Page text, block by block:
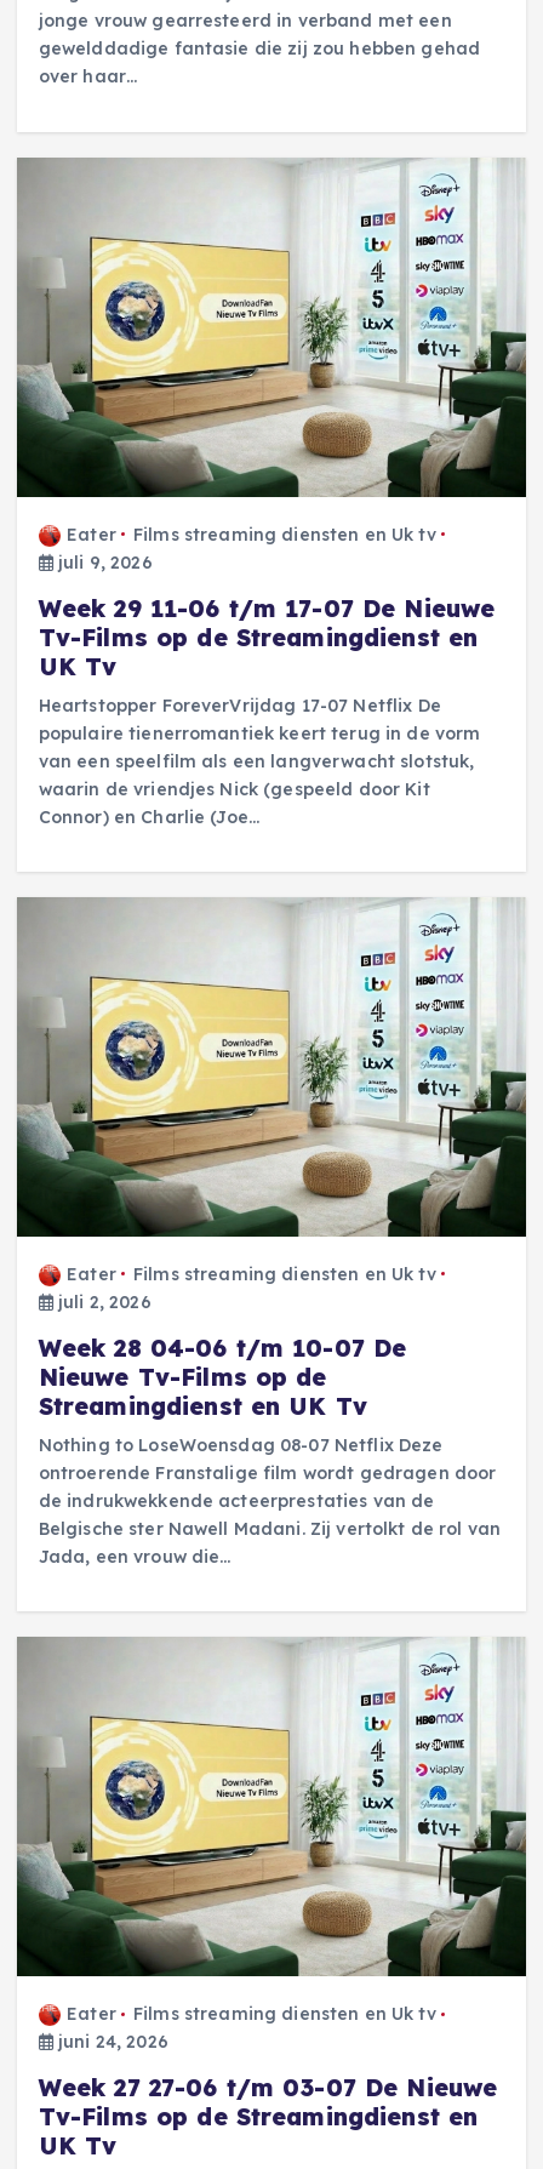
jonge vrouw gearresteerd in verband met een
gewelddadige fantasie die zij zou hebben gehad
over haar…
Eater
Films streaming diensten en Uk tv
juli 9, 2026
Week 29 11-06 t/m 17-07 De Nieuwe
Tv-Films op de Streamingdienst en
UK Tv
Heartstopper ForeverVrijdag 17-07 Netflix De
populaire tienerromantiek keert terug in de vorm
van een speelfilm als een langverwacht slotstuk,
waarin de vriendjes Nick (gespeeld door Kit
Connor) en Charlie (Joe…
Eater
Films streaming diensten en Uk tv
juli 2, 2026
Week 28 04-06 t/m 10-07 De
Nieuwe Tv-Films op de
Streamingdienst en UK Tv
Nothing to LoseWoensdag 08-07 Netflix Deze
ontroerende Franstalige film wordt gedragen door
de indrukwekkende acteerprestaties van de
Belgische ster Nawell Madani. Zij vertolkt de rol van
Jada, een vrouw die…
Eater
Films streaming diensten en Uk tv
juni 24, 2026
Week 27 27-06 t/m 03-07 De Nieuwe
Tv-Films op de Streamingdienst en
UK Tv